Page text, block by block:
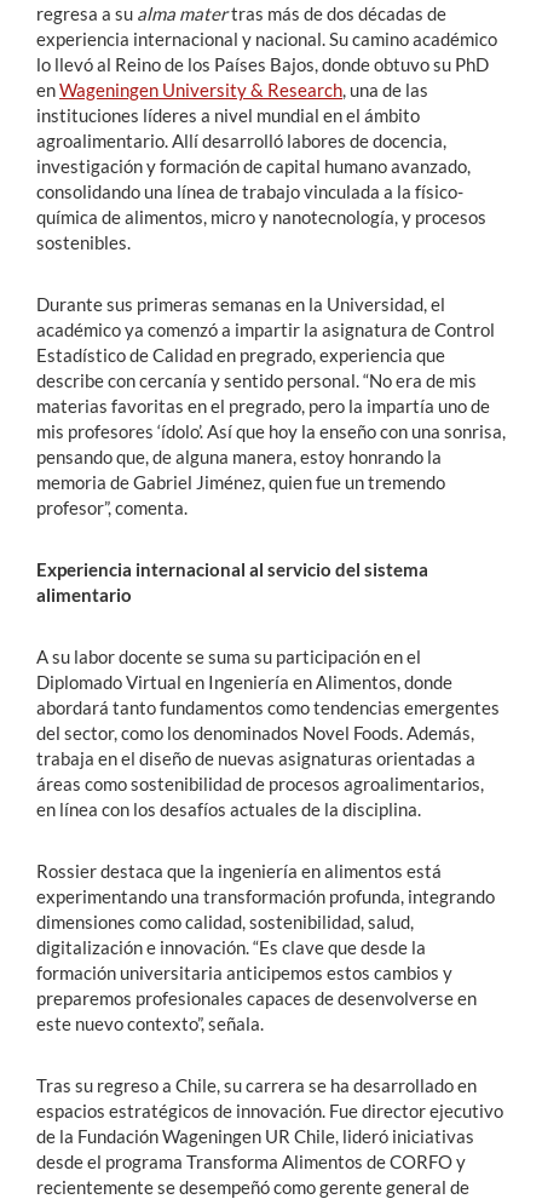
regresa a su alma matertras más de dos décadas de
experiencia internacional y nacional. Su camino académico
lo llevó al Reino de los Países Bajos, donde obtuvo su PhD
enWageningen University & Research , una de las
instituciones líderes a nivel mundial en el ámbito
agroalimentario. Allí desarrolló labores de docencia,
investigación y formación de capital humano avanzado,
consolidando una línea de trabajo vinculada a la físico-
química de alimentos, micro y nanotecnología, y procesos
sostenibles.
Durante sus primeras semanas en la Universidad, el
académico ya comenzó a impartir la asignatura de Control
Estadístico de Calidad en pregrado, experiencia que
describe con cercanía y sentido personal. “No era de mis
materias favoritas en el pregrado, pero la impartía uno de
mis profesores ‘ídolo’. Así que hoy la enseño con una sonrisa,
pensando que, de alguna manera, estoy honrando la
memoria de Gabriel Jiménez, quien fue un tremendo
profesor”, comenta.
Experiencia internacional al servicio del sistema
alimentario
A su labor docente se suma su participación en el
Diplomado Virtual en Ingeniería en Alimentos, donde
abordará tanto fundamentos como tendencias emergentes
del sector, como los denominados Novel Foods. Además,
trabaja en el diseño de nuevas asignaturas orientadas a
áreas como sostenibilidad de procesos agroalimentarios,
en línea con los desafíos actuales de la disciplina.
Rossier destaca que la ingeniería en alimentos está
experimentando una transformación profunda, integrando
dimensiones como calidad, sostenibilidad, salud,
digitalización e innovación. “Es clave que desde la
formación universitaria anticipemos estos cambios y
preparemos profesionales capaces de desenvolverse en
este nuevo contexto”, señala.
Tras su regreso a Chile, su carrera se ha desarrollado en
espacios estratégicos de innovación. Fue director ejecutivo
de la Fundación Wageningen UR Chile, lideró iniciativas
desde el programa Transforma Alimentos de CORFO y
recientemente se desempeñó como gerente general de